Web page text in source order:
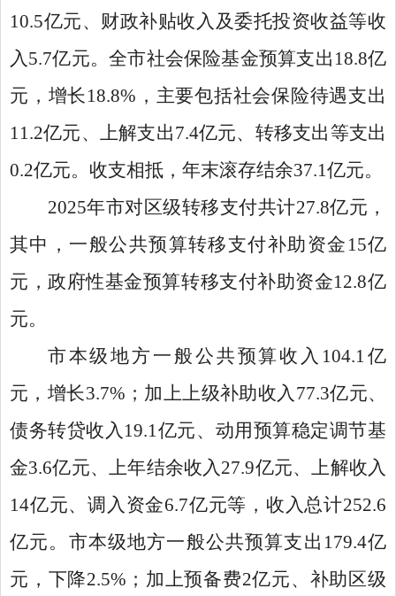
10.5亿元、财政补贴收入及委托投资收益等收
入5.7亿元。全市社会保险基金预算支出18.8亿
元，增长18.8%，主要包括社会保险待遇支出
11.2亿元、上解支出7.4亿元、转移支出等支出
0.2亿元。收支相抵，年末滚存结余37.1亿元。
2025年市对区级转移支付共计27.8亿元，
其中，一般公共预算转移支付补助资金15亿
元，政府性基金预算转移支付补助资金12.8亿
元。
市本级地方一般公共预算收入104.1亿
元，增长3.7%；加上上级补助收入77.3亿元、
债务转贷收入19.1亿元、动用预算稳定调节基
金3.6亿元、上年结余收入27.9亿元、上解收入
14亿元、调入资金6.7亿元等，收入总计252.6
亿元。市本级地方一般公共预算支出179.4亿
元，下降2.5%；加上预备费2亿元、补助区级